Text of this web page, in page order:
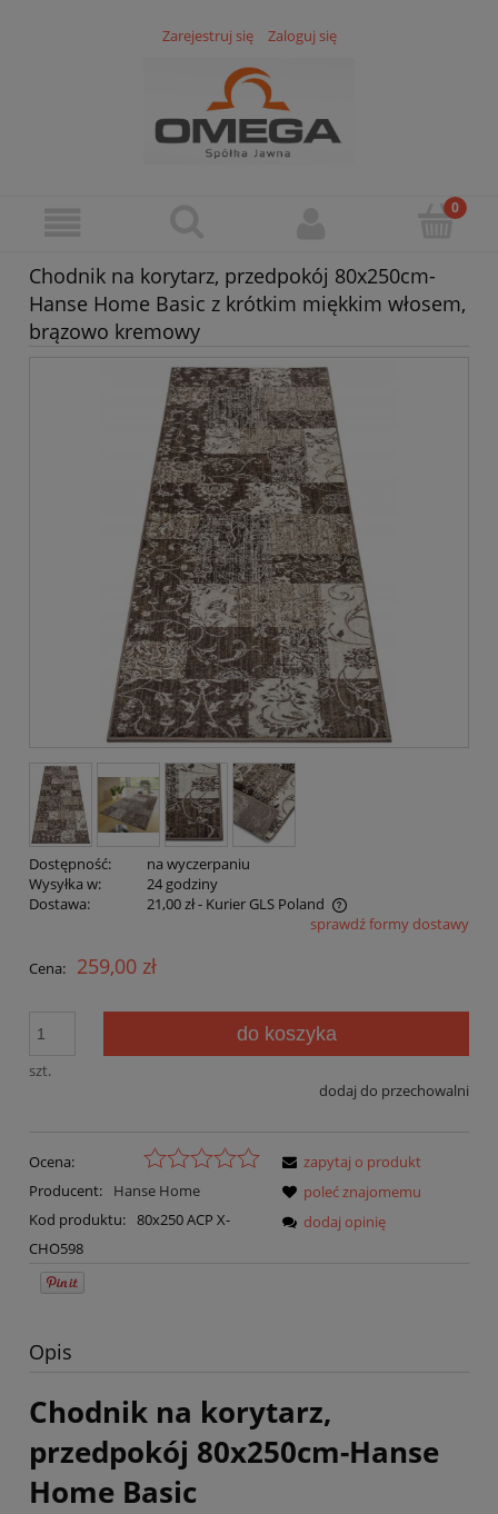
Zarejestruj się Zaloguj się
Chodnik na korytarz, przedpokój 80x250cm-
Hanse Home Basic z krótkim miękkim włosem,
brązowo kremowy
Dostępność:
na wyczerpaniu
Wysyłka w:
24 godziny
Dostawa:
21,00 zł- Kurier GLS Poland
Cena nie zawiera ewentualnych kosztów płatnościsprawdź formy dostawy
Cena: 259,00 zł
szt.
do koszyka
dodaj do przechowalni
Ocena:
Producent:
Hanse Home
Kod produktu: 80x250 ACP X-
CHO598
zapytaj o produkt
poleć znajomemu
dodaj opinię
Opis
Chodnik na korytarz,
przedpokój 80x250cm-Hanse
Home Basic